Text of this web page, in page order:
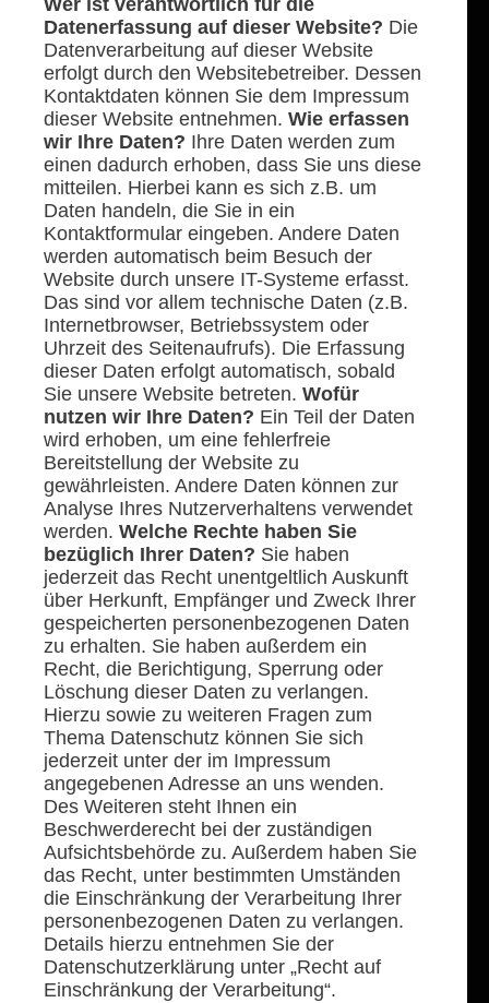
Wer ist verantwortlich für die
Datenerfassung auf dieser Website? Die
Datenverarbeitung auf dieser Website
erfolgt durch den Websitebetreiber. Dessen
Kontaktdaten können Sie dem Impressum
dieser Website entnehmen. Wie erfassen
wir Ihre Daten? Ihre Daten werden zum
einen dadurch erhoben, dass Sie uns diese
mitteilen. Hierbei kann es sich z.B. um
Daten handeln, die Sie in ein
Kontaktformular eingeben. Andere Daten
werden automatisch beim Besuch der
Website durch unsere IT-Systeme erfasst.
Das sind vor allem technische Daten (z.B.
Internetbrowser, Betriebssystem oder
Uhrzeit des Seitenaufrufs). Die Erfassung
dieser Daten erfolgt automatisch, sobald
Sie unsere Website betreten. Wofür
nutzen wir Ihre Daten? Ein Teil der Daten
wird erhoben, um eine fehlerfreie
Bereitstellung der Website zu
gewährleisten. Andere Daten können zur
Analyse Ihres Nutzerverhaltens verwendet
werden. Welche Rechte haben Sie
bezüglich Ihrer Daten? Sie haben
jederzeit das Recht unentgeltlich Auskunft
über Herkunft, Empfänger und Zweck Ihrer
gespeicherten personenbezogenen Daten
zu erhalten. Sie haben außerdem ein
Recht, die Berichtigung, Sperrung oder
Löschung dieser Daten zu verlangen.
Hierzu sowie zu weiteren Fragen zum
Thema Datenschutz können Sie sich
jederzeit unter der im Impressum
angegebenen Adresse an uns wenden.
Des Weiteren steht Ihnen ein
Beschwerderecht bei der zuständigen
Aufsichtsbehörde zu. Außerdem haben Sie
das Recht, unter bestimmten Umständen
die Einschränkung der Verarbeitung Ihrer
personenbezogenen Daten zu verlangen.
Details hierzu entnehmen Sie der
Datenschutzerklärung unter „Recht auf
Einschränkung der Verarbeitung“.